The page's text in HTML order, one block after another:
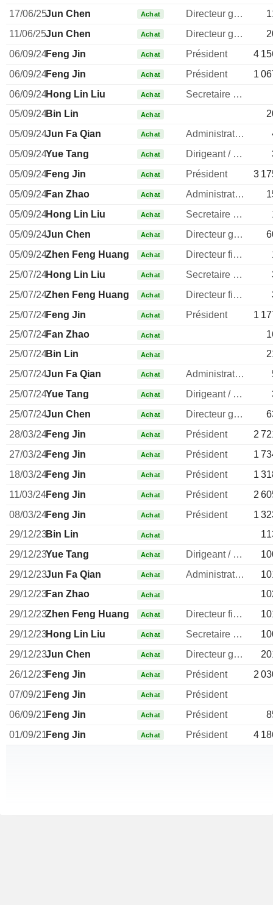
17/06/25Jun Chen Achat Directeur general
11/06/25Jun Chen Achat Directeur general
06/09/24Feng Jin Achat Président
4
06/09/24Feng Jin Achat Président
1
06/09/24Hong Lin Liu Achat
Secretaire general
05/09/24Bin Lin Achat
05/09/24Jun Fa Qian Achat Administrateur
05/09/24Yue Tang Achat Dirigeant / cadre principal
05/09/24Feng Jin Achat Président
3
05/09/24Fan Zhao Achat Administrateur
05/09/24Hong Lin Liu Achat Secretaire general
05/09/24Jun Chen Achat Directeur general
05/09/24Zhen Feng Huang Achat Directeur financier
25/07/24Hong Lin Liu Achat Secretaire general
25/07/24Zhen Feng Huang Achat Directeur financier
25/07/24Feng Jin Achat Président
1
25/07/24Fan Zhao Achat
25/07/24Bin Lin Achat
25/07/24Jun Fa Qian Achat Administrateur
25/07/24Yue Tang Achat Dirigeant / cadre principal
25/07/24Jun Chen Achat Directeur general
28/03/24Feng Jin Achat Président
2
27/03/24Feng Jin Achat Président
1
18/03/24Feng Jin Achat Président
1
11/03/24Feng Jin Achat Président
2
08/03/24Feng Jin Achat Président
1
29/12/23Bin Lin Achat
29/12/23Yue Tang Achat Dirigeant / cadre principal
29/12/23Jun Fa Qian Achat Administrateur
29/12/23Fan Zhao Achat
29/12/23Zhen Feng Huang Achat Directeur financier
29/12/23Hong Lin Liu Achat Secretaire general
29/12/23Jun Chen Achat Directeur general
26/12/23Feng Jin Achat Président
2
07/09/21Feng Jin Achat
Président
06/09/21Feng Jin Achat Président
01/09/21Feng Jin Achat Président 4